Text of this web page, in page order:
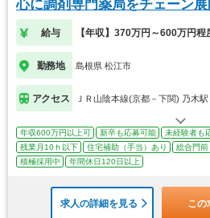
心に調剤専門薬局をチェーン
給与 【年収】370万円～600万円程
勤務地 島根県 松江市
アクセス ＪＲ山陰本線(京都－下関) 乃木駅
年収600万円以上可 新卒も応募可能 未経験者も
残業月10ｈ以下
住宅補助（手当）あり 総合門前
積極採用中
年間休日120日以上
求人の詳細を見る この